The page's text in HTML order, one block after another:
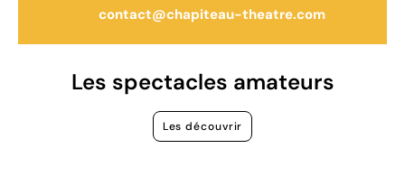
contact@chapiteau-theatre.com
Les spectacles amateurs
Les découvrir